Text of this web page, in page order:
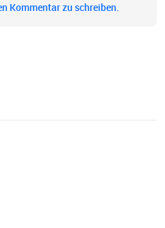
Kommentar zu schreiben.